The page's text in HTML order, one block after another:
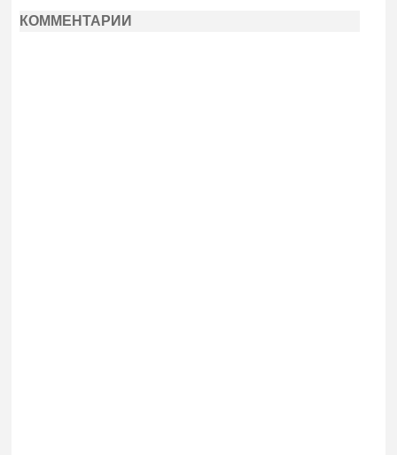
КОММЕНТАРИИ